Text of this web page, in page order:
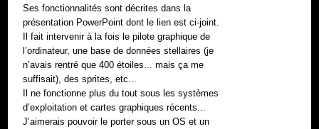
Ses fonctionnalités sont décrites dans la
présentation PowerPoint dont le lien est ci-joint.
Il fait intervenir à la fois le pilote graphique de
l’ordinateur, une base de données stellaires (je
n’avais rentré que 400 étoiles... mais ça me
suffisait), des sprites, etc...
Il ne fonctionne plus du tout sous les systèmes
d’exploitation et cartes graphiques récents...
J’aimerais pouvoir le porter sous un OS et un